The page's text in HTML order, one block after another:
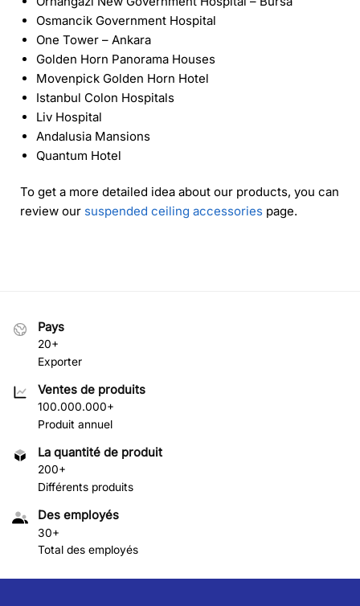
Osmancik Government Hospital
One Tower – Ankara
Golden Horn Panorama Houses
Movenpick Golden Horn Hotel
Istanbul Colon Hospitals
Liv Hospital
Andalusia Mansions
Quantum Hotel
To get a more detailed idea about our products, you can
review our suspended ceiling accessories page.
Pays
20+
Exporter
Ventes de produits
100.000.000+
Produit annuel
La quantité de produit
200+
Différents produits
Des employés
30+
Total des employés